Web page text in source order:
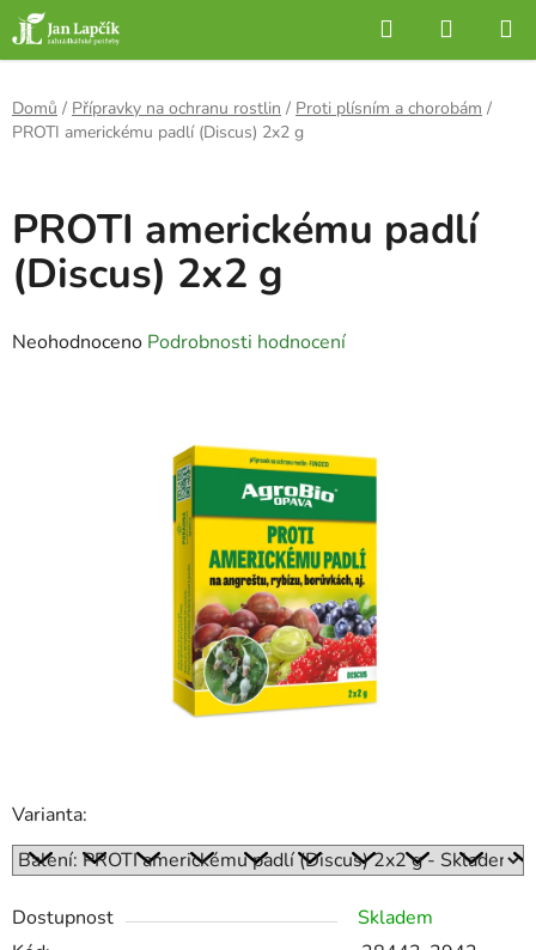
Přejít
na
obsah
Hledat
KOŠÍK
Domů / Přípravky na ochranu rostlin / Proti plísním a chorobám /
PROTI americkému padlí (Discus) 2x2 g
Varianta:
Dostupnost
Skladem
PROTI americkému padlí
(Discus) 2x2 g
Průměrné
Neohodnoceno Podrobnosti hodnocení